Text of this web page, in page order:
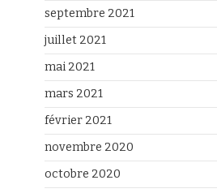
septembre 2021
juillet 2021
mai 2021
mars 2021
février 2021
novembre 2020
octobre 2020